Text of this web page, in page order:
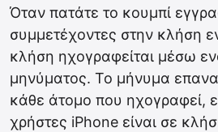
Όταν πατάτε το κουμπί
συμμετέχοντες στην κλήση
κλήση ηχογραφείται μέσω
μηνύματος. Το μήνυμα
κάθε άτομο που ηχογραφεί,
χρήστες iPhone είναι σε